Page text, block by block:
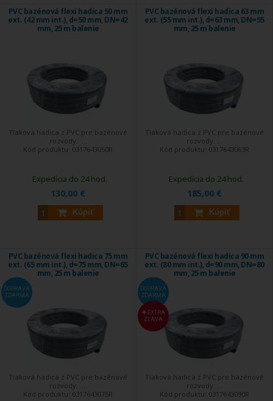
PVC bazénová flexi hadica 50 mm
ext. (42 mm int.), d=50 mm, DN=42
mm, 25 m balenie
Tlaková hadica z PVC pre bazénové
rozvody. ...
Kód produktu: 0317643050R
130,00 €
Kúpiť
Expedícia do 24 hod.
PVC bazénová flexi hadica 63 mm
ext. (55 mm int.), d=63 mm, DN=55
mm, 25 m balenie
Tlaková hadica z PVC pre bazénové
rozvody. ...
Kód produktu: 0317643063R
185,00 €
Kúpiť
Expedícia do 24 hod.
PVC bazénová flexi hadica 75 mm
ext. (65 mm int.), d=75 mm, DN=65
mm, 25 m balenie
DOPRAVA
ZDARMA
Tlaková hadica z PVC pre bazénové
rozvody. ...
Kód produktu: 0317643075R
PVC bazénová flexi hadica 90 mm
ext. (80 mm int.), d=90 mm, DN=80
mm, 25 m balenie
DOPRAVA
ZDARMA
EXTRA
ZĽAVA
Tlaková hadica z PVC pre bazénové
rozvody. ...
Kód produktu: 0317643090R